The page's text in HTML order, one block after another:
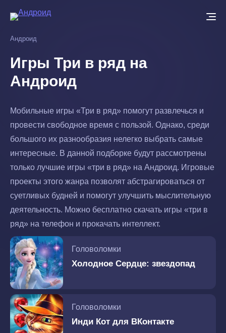
основному
Андроид
Игры Три в ряд на
Андроид
Мобильные игры «Три в ряд» помогут развлечься и
провести свободное время с пользой. Однако, среди
большого их разнообразия нелегко выбрать самые
интересные. В данной подборке будут рассмотрены
только лучшие игры «три в ряд» на Андроид. Игровые
проекты этого жанра позволят абстрагироваться от
суетливых будней и помогут улучшить мыслительную
деятельность. Можно бесплатно скачать игры «три в
ряд» на телефон и прокачать интеллект.
Головоломки
Холодное Сердце: звездопад
Головоломки
Инди Кот для ВКонтакте